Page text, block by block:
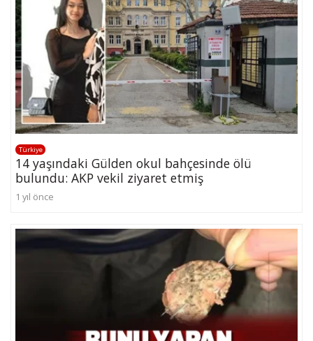
Türkiye
14 yaşındaki Gülden okul bahçesinde ölü
bulundu: AKP vekil ziyaret etmiş
1 yıl önce